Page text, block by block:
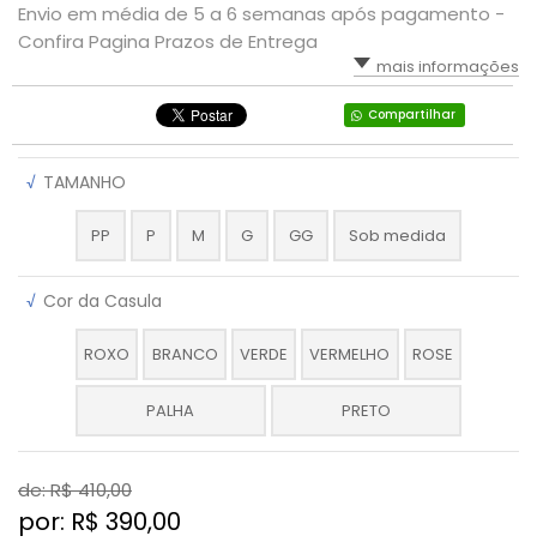
Envio em média de 5 a 6 semanas após pagamento -
Confira Pagina Prazos de Entrega
mais informações
Compartilhar
√ TAMANHO
PP P M G GG Sob medida
√ Cor da Casula
ROXO BRANCO VERDE VERMELHO ROSE
PALHA PRETO
de: R$410,00
por: R$ 390,00